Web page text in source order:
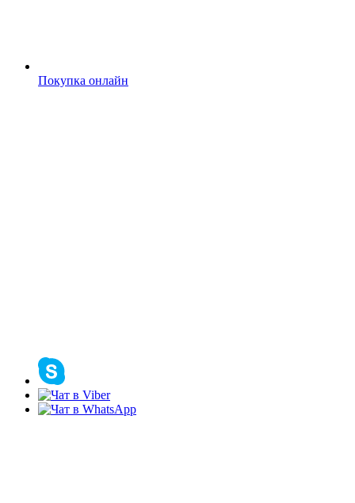
Покупка онлайн